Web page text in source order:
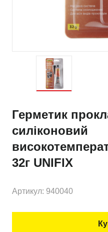
Герметик
силіконовий
32г UNIFIX
Артикул: 940040